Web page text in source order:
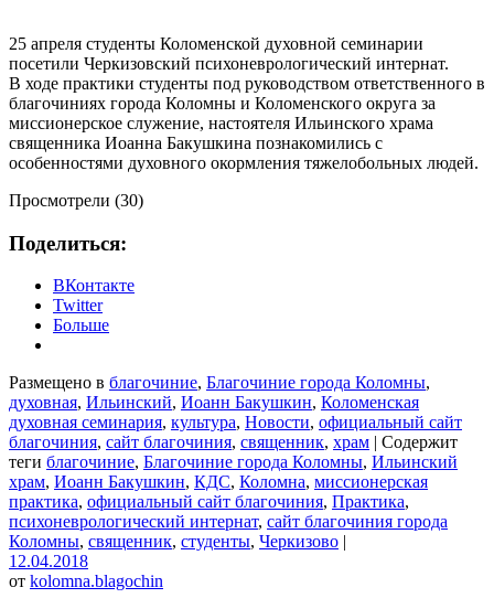
25 апреля студенты Коломенской духовной семинарии
посетили Черкизовский психоневрологический интернат.
В ходе практики студенты под руководством ответственного в
благочиниях города Коломны и Коломенского округа за
миссионерское служение, настоятеля Ильинского храма
священника Иоанна Бакушкина познакомились с
особенностями духовного окормления тяжелобольных людей.
Просмотрели (30)
Поделиться:
ВКонтакте
Twitter
Больше
Размещено в благочиние, Благочиние города Коломны,
духовная, Ильинский, Иоанн Бакушкин, Коломенская
духовная семинария, культура, Новости, официальный сайт
благочиния, сайт благочиния, священник, храм | Содержит
теги благочиние, Благочиние города Коломны, Ильинский
храм, Иоанн Бакушкин, КДС, Коломна, миссионерская
практика, официальный сайт благочиния, Практика,
психоневрологический интернат, сайт благочиния города
Коломны, священник, студенты, Черкизово |
12.04.2018
от kolomna.blagochin